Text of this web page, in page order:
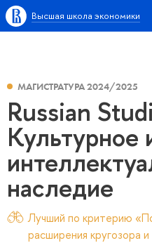
Высшая школа экономики
МАГИСТРАТУРА 2024/2025
Russian
Культурное
наследие
Лучший по критерию
расширения кругозора